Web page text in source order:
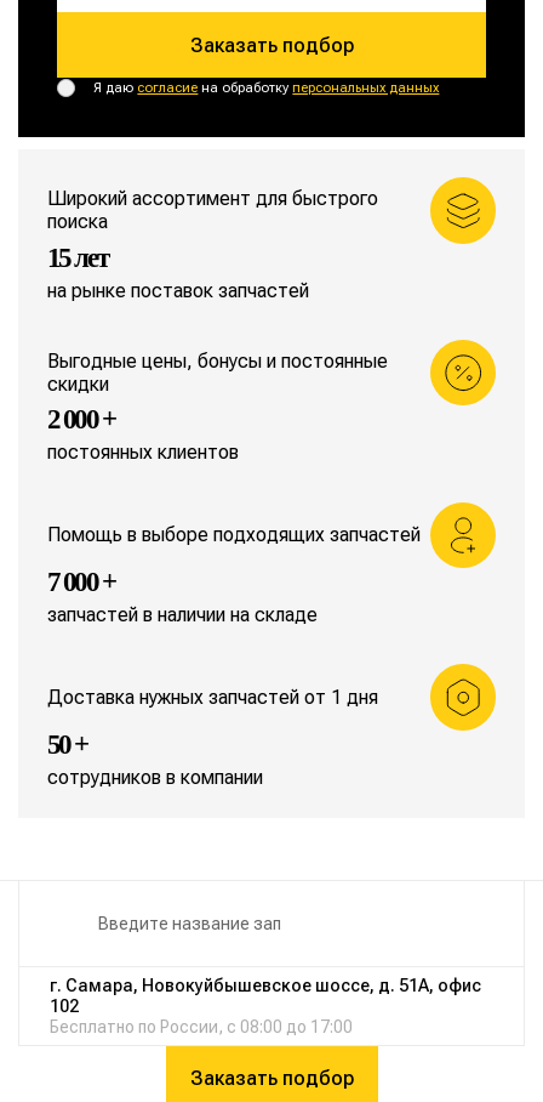
Заказать подбор
Я даю согласие на обработкуперсональных данных
Широкий ассортимент для быстрого
поиска
15 лет
на рынке поставок запчастей
Выгодные цены, бонусы и постоянные
скидки
2 000 +
постоянных клиентов
Помощь в выборе подходящих запчастей
7 000 +
запчастей в наличии на складе
Доставка нужных запчастей от 1 дня
50 +
сотрудников в компании
г. Самара, Новокуйбышевское шоссе, д. 51А, офис
102
Бесплатно по России, с 08:00 до 17:00
Заказать подбор